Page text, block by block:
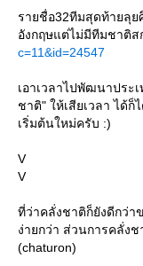
รายชื่อ32ทีมสุดท้ายลุ
อังกฤษแต่ไม่มีทีมชาติ
c=11&id=24547
เอาเวลาไปพัฒนาประ
ชาติ" ให้เสียเวลา ได้ก็
เริ่มต้นใหม่ครับ :)
V
V
ที่ว่าคลั่งชาติก็ยังดีกว่า
ง่ายกว่า ส่วนการคลั่ง
(chaturon)